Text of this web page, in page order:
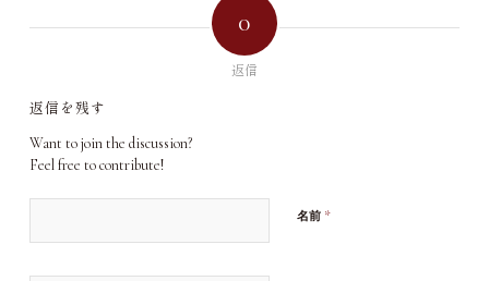
0
返信
返信を残す
Want to join the discussion?
Feel free to contribute!
名前 *